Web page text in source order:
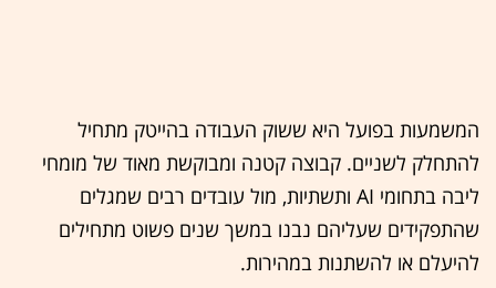
המשמעות בפועל היא ששוק העבודה בהייטק מתחיל
להתחלק לשניים. קבוצה קטנה ומבוקשת מאוד של מומחי
ליבה בתחומי AI ותשתיות, מול עובדים רבים שמגלים
שהתפקידים שעליהם נבנו במשך שנים פשוט מתחילים
להיעלם או להשתנות במהירות.